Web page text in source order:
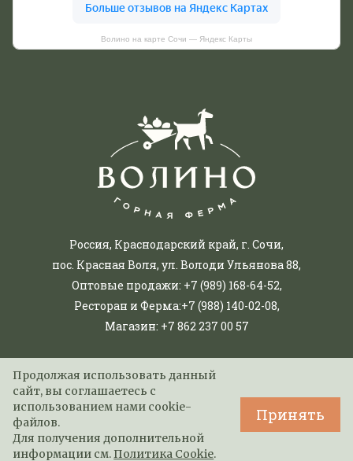
Волино на карте Сочи — Яндекс Карты
Россия, Краснодарский край, г. Сочи,
пос. Красная Воля, ул. Володи Ульянова 88,
Оптовые продажи: +7 (989) 168-64-52,
Ресторан и Ферма:+7 (988) 140-02-08,
Магазин: +7 862 237 00 57
ПРАВИЛА САЙТА
Сделано вAheadStudio
Продолжая использовать данный
сайт, вы соглашаетесь с
использованием нами cookie-
файлов.
Для получения дополнительной
информации см.Политика Cookie.
Принять